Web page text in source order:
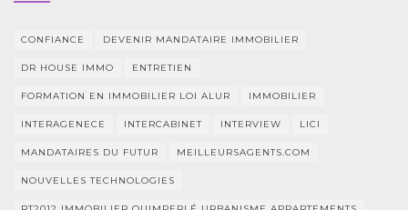
CONFIANCE DEVENIR MANDATAIRE IMMOBILIER
DR HOUSE IMMO ENTRETIEN
FORMATION EN IMMOBILIER LOI ALUR IMMOBILIER
INTERAGENECE INTERCABINET INTERVIEW LICI
MANDATAIRES DU FUTUR MEILLEURSAGENTS.COM
NOUVELLES TECHNOLOGIES